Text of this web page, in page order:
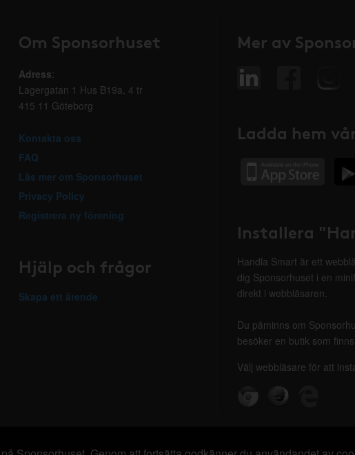
Om Sponsorhuset
Adress:
Lagergatan 1 Hus B19a, 4 tr
415 11 Göteborg
Kontakta oss
FAQ
Läs mer om Sponsorhuset
Privacy Policy
Registrera ny förening
Hjälp och frågor
Skapa ett ärende
Mer av
Ladda hem
Installera
Handla Smart är ett
dig Sponsorhuset i en
direkt i webbläsaren.
Du påminns om
besöker en butik som
Välj webbläsare för att